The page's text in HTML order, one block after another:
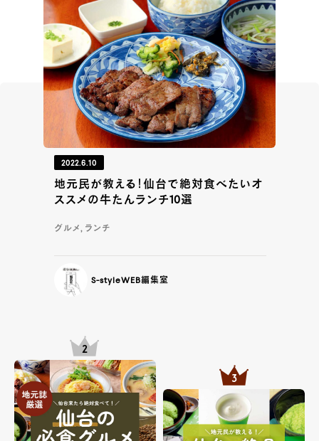
2022.6.10
地元民が教える！仙台で絶対食べたいオ
ススメの牛たんランチ10選
グルメ, ランチ
S-styleWEB編集室